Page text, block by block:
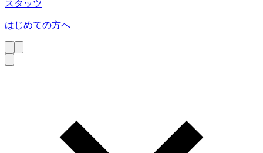
スタッツ
はじめての方へ